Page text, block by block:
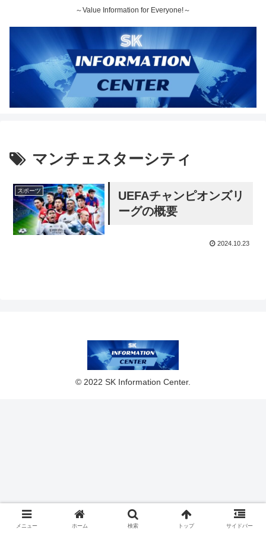
～Value Information for Everyone!～
マンチェスターシティ
スポーツ
UEFAチャンピオンズリ
ーグの概要
2024.10.23
© 2022 SK Information Center.
メニュー ホーム 検索 トップ サイドバー